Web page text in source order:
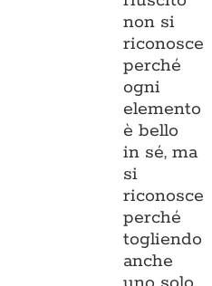
non si
riconosce
perché
ogni
elemento
è bello
in sé, ma
si
riconosce
perché
togliendo
anche